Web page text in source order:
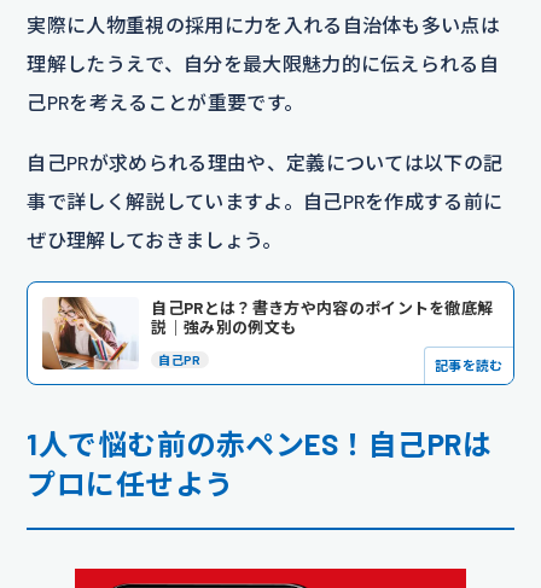
実際に人物重視の採用に力を入れる自治体も多い点は
理解したうえで、自分を最大限魅力的に伝えられる自
己PRを考えることが重要です。
自己PRが求められる理由や、定義については以下の記
事で詳しく解説していますよ。自己PRを作成する前に
ぜひ理解しておきましょう。
自己PRとは？書き方や内容のポイントを徹底解
説｜強み別の例文も
自己PR 記事を読む
1人で悩む前の赤ペンES！自己PRは
プロに任せよう